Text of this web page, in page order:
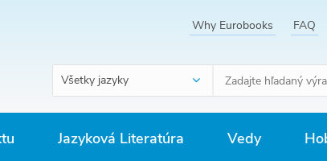
Why Eurobooks FAQ
Všetky jazyky
Jazyková Literatúra Vedy